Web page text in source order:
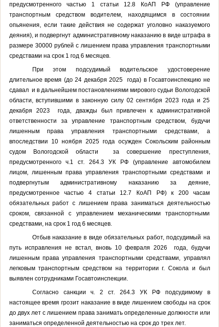
предусмотренного частью 1 статьи 12.8 КоАП РФ (управление
транспортным средством водителем, находящимся в состоянии
опьянения, если такие действия не содержат уголовно наказуемого
деяния), и подвергнут административному наказанию в виде штрафа в
размере 30000 рублей с лишением права управления транспортными
средствами на срок 1 год 6 месяцев.
При этом подсудимый водительское удостоверение
длительное время (до 24 декабря 2025 года) в Госавтоинспекцию не
сдавал и в дальнейшем постановлениями мирового судьи Вологодской
области, вступившими в законную силу 02 сентября 2023 года и 25
декабря 2023 года, дважды был привлечен к административной
ответственности за управление транспортным средством, будучи
лишенным права управления транспортными средствами, а
впоследствии
10 ноября 2025 года осужден Сокольским районным
судом Вологодской области за совершение преступления,
предусмотренного ч.1 ст. 264.3 УК РФ (управление автомобилем
лицом, лишенным права управления транспортными средствами и
подвергнутым административному наказанию за деяние,
предусмотренное частью 4 статьи 12.7 КоАП РФ) к 200 часам
обязательных работ с лишением права заниматься деятельностью
сроком, связанной с управлением механическими транспортными
средствами, на срок 1 год 6 месяцев.
Отбыв наказание в виде обязательных работ, подсудимый на
путь исправления не встал, вновь 10 февраля 2026 года, будучи
лишенным права управления транспортными средствами, управлял
легковым транспортным средством на территории г. Сокола и был
выявлен сотрудниками Госавтоинспекции.
Согласно санкции ч. 2 ст. 264.3 УК РФ подсудимому в
настоящее время грозит наказание в виде лишением свободы на срок
до двух лет с лишением права занимать определенные должности или
заниматься определенной деятельностью на срок до трех лет.